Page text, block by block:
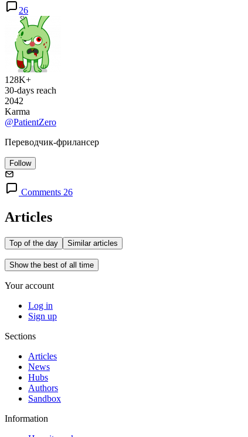
26
128K+
30-days reach
2042
Karma
@PatientZero
Переводчик-фрилансер
Follow
Comments 26
Articles
Top of the day Similar articles
Show the best of all time
Your account
Log in
Sign up
Sections
Articles
News
Hubs
Authors
Sandbox
Information